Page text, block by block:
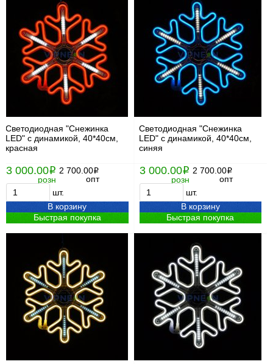
Светодиодная "Снежинка
LED" с динамикой, 40*40см,
красная
3 000.00i
розн
2 700.00i
опт
шт.
В корзину
Быстрая покупка
Светодиодная "Снежинка
LED" с динамикой, 40*40см,
синяя
3 000.00i
розн
2 700.00i
опт
шт.
В корзину
Быстрая покупка